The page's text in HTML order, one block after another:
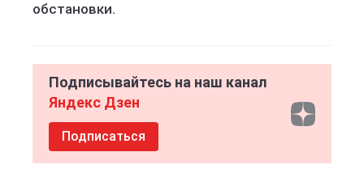
обстановки.
Подписывайтесь на наш канал
Яндекс Дзен
Подписаться